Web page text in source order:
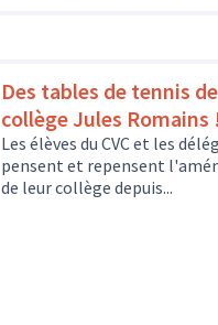
Des tables de tennis
collège Jules Romains
Les élèves du CVC et les
pensent et repensent
de leur collège depuis...